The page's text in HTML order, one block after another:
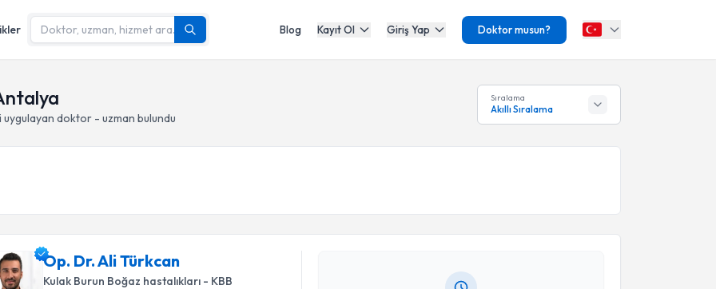
Blog Kayıt Ol Giriş Yap Doktor musun?
uygulayan doktor - uzman bulundu
Sıralama
Akıllı Sıralama
Op. Dr. Ali Türkcan
Kulak Burun Boğaz hastalıkları - KBB